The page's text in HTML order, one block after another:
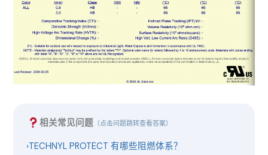
相关常见问题（点击问题跳转查看答案）
›TECHNYL PROTECT 有哪些阻燃体系？